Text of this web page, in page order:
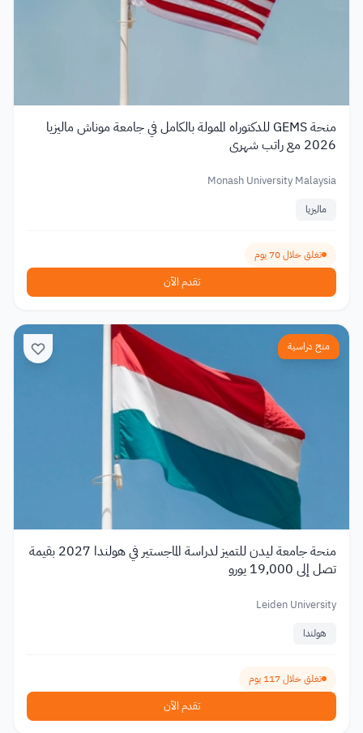
منحة GEMS للدكتوراه الممولة بالكامل في جامعة موناش ماليزيا
2026 مع راتب شهري
Monash University Malaysia
ماليزيا
تغلق خلال 70 يوم
تقدم الآن
منح دراسية
منحة جامعة ليدن للتميز لدراسة الماجستير في هولندا 2027 بقيمة
تصل إلى 19,000 يورو
Leiden University
هولندا
تغلق خلال 117 يوم
تقدم الآن